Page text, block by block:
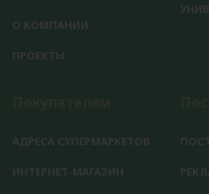
О КОМПАНИИ
ПРОЕКТЫ
АДРЕСА СУПЕРМАРКЕТОВ
ИНТЕРНЕТ-МАГАЗИН